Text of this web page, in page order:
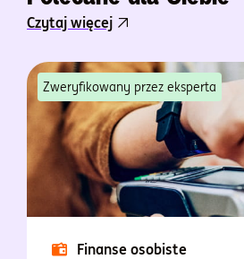
Czytaj więcej
Zweryfikowany przez eksperta
Finanse osobiste